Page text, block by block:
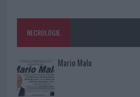
NECROLOGIE
Mario Malu